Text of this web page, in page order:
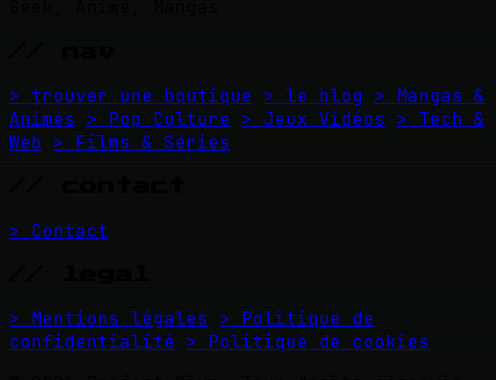
> trouver une boutique > le blog > Mangas &
Animés
> Pop Culture > Jeux Vidéos
> Tech &
Web > Films & Séries
> Contact
> Mentions légales
> Politique de
confidentialité > Politique de cookies